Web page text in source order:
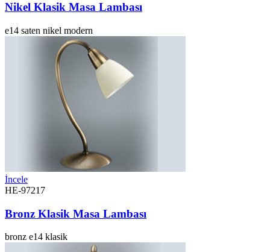
Nikel Klasik Masa Lambası
e14 saten nikel modern
İncele
HE-97217
Bronz Klasik Masa Lambası
bronz e14 klasik